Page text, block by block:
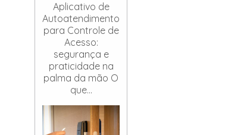
Aplicativo de
Autoatendimento
para Controle de
Acesso:
segurança e
praticidade na
palma da mão O
que...